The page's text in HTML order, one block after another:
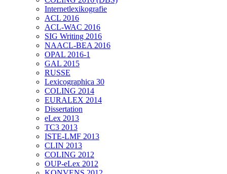
Internetlexikografie
ACL 2016
ACL-WAC 2016
SIG Writing 2016
NAACL-BEA 2016
OPAL 2016-1
GAL 2015
RUSSE
Lexicographica 30
COLING 2014
EURALEX 2014
Dissertation
eLex 2013
TC3 2013
ISTE-LMF 2013
CLIN 2013
COLING 2012
OUP-eLex 2012